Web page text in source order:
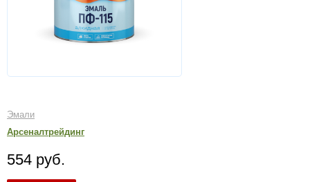
Эмали
Арсеналтрейдинг
554 руб.